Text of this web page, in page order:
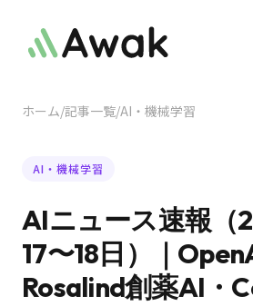
ホーム/記事一覧/AI・機械学習
AI・機械学習
AIニュース速報（
17〜18日）｜
Rosalind創薬AI・